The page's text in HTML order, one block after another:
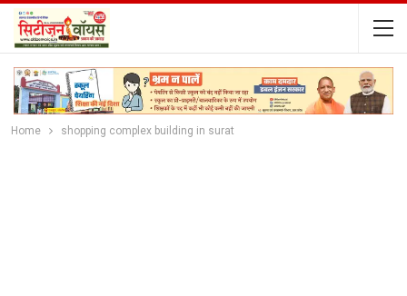
Home shopping complex building in surat